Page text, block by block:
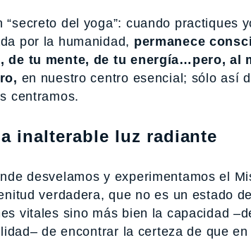
“secreto del yoga”: cuando practiques
por la humanidad, permanece
de tu mente, de tu energía…pero, al
en nuestro centro esencial; sólo así
centramos.
inalterable luz radiante
desvelamos y experimentamos el
verdadera, que no es un estado
vitales sino más bien la capacidad
de encontrar la certeza de que